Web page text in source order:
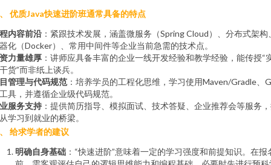
优质Java快速进阶班通常具备的特点
内容前沿 ：紧跟技术发展，涵盖微服务（Spring Cloud）、分布式架构
化（Docker）、常用中间件等企业当前急需的技术点。
力量雄厚 ：讲师应具备丰富的企业一线开发经验和教学经验，能传授“
货”而非纸上谈兵。
管理与代码规范 ：培养学员的工程化思维，学习使用Maven/Gradle、
具，并遵循企业级代码规范。
服务支持 ：提供简历指导、模拟面试、技术答疑、企业推荐会等服务
学习到就业的桥梁。
给求学者的建议
明确自身基础 ：“快速进阶”意味着一定的学习强度和前提知识。在报